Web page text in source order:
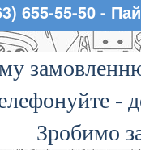
655-55-50 -
-
Зробимо